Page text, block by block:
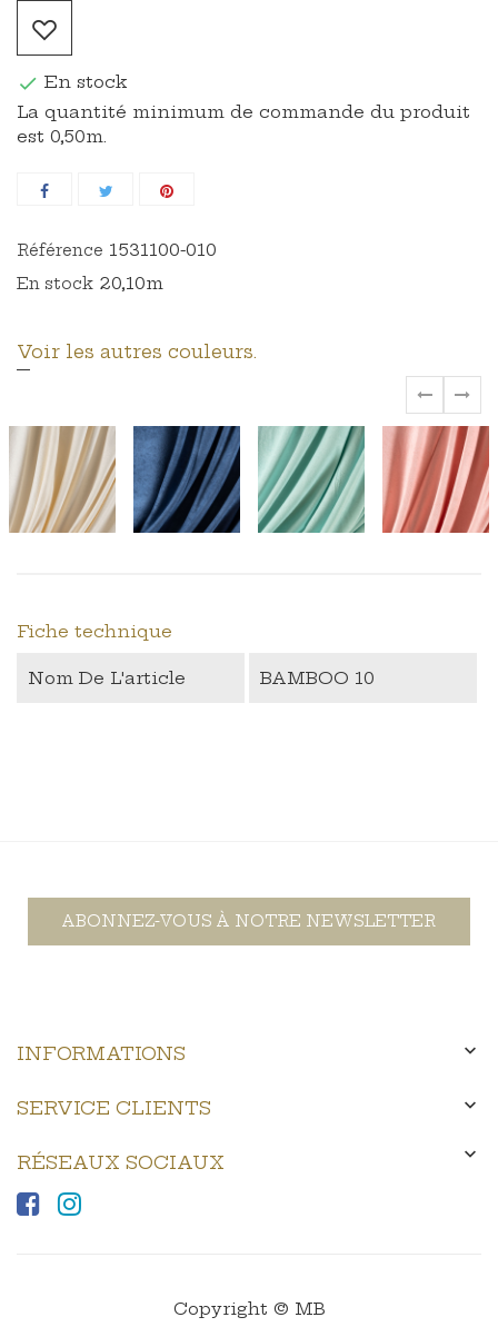
 En stock
La quantité minimum de commande du produit
est 0,50m.
Référence 1531100-010
En stock 20,10m
Voir les autres couleurs.
‹ ›
Fiche technique
Nom De L'article BAMBOO 10
ABONNEZ-VOUS À NOTRE NEWSLETTER
INFORMATIONS 
SERVICE CLIENTS 
RÉSEAUX SOCIAUX 
Copyright © MB